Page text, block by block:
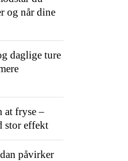
og når dine
daglige ture
at fryse –
stor effekt
påvirker